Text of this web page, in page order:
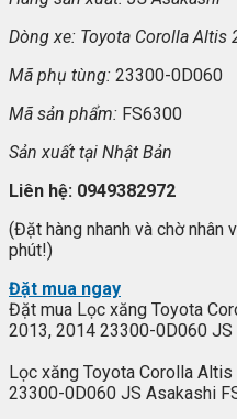
Dòng xe: Toyota Corolla
Mã phụ tùng: 23300-0D060
Mã sản phẩm: FS6300
Sản xuất tại Nhật Bản
Liên hệ: 0949382972
(Đặt hàng nhanh và chờ nhân
phút!)
Đặt mua ngay
Đặt mua Lọc xăng Toyota
2013, 2014 23300-0D060
Lọc xăng Toyota Corolla
23300-0D060 JS Asakashi